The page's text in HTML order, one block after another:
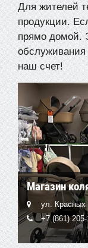
Для жителей
продукции.
прямо домой.
обслуживания
наш счет!
Магазин
ул. Красных
+7 (861) 205-